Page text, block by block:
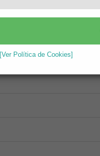
[Ver Política de Cookies]